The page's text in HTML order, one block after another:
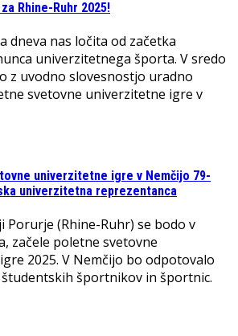
Rhine-Ruhr 2025!
dneva nas ločita od začetka
univerzitetnega športa. V sredo
z uvodno slovesnostjo uradno
svetovne univerzitetne igre v
univerzitetne igre v Nemčijo 79-
univerzitetna reprezentanca
Porurje (Rhine-Ruhr) se bodo v
začele poletne svetovne
2025. V Nemčijo bo odpotovalo
športnikov in športnic.